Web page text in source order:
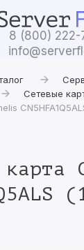
8 (800) 222-
Сетевые
карта